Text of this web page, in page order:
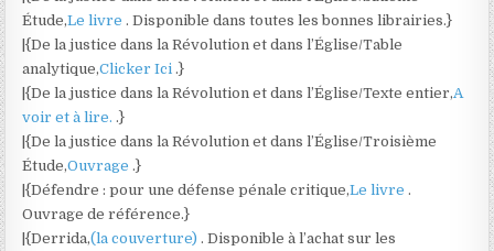
Étude,Le livre . Disponible dans toutes les bonnes librairies.}
|{De la justice dans la Révolution et dans l’Église/Table
analytique,Clicker Ici .}
|{De la justice dans la Révolution et dans l’Église/Texte entier,A
voir et à lire. .}
|{De la justice dans la Révolution et dans l’Église/Troisième
Étude,Ouvrage .}
|{Défendre : pour une défense pénale critique,Le livre .
Ouvrage de référence.}
|{Derrida,(la couverture) . Disponible à l’achat sur les